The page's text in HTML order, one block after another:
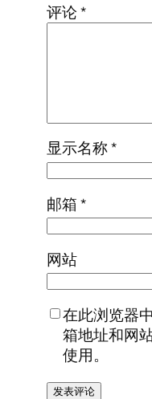
评论*
显示名称*
邮箱*
网站
在此浏览器
箱地址和网
使用。